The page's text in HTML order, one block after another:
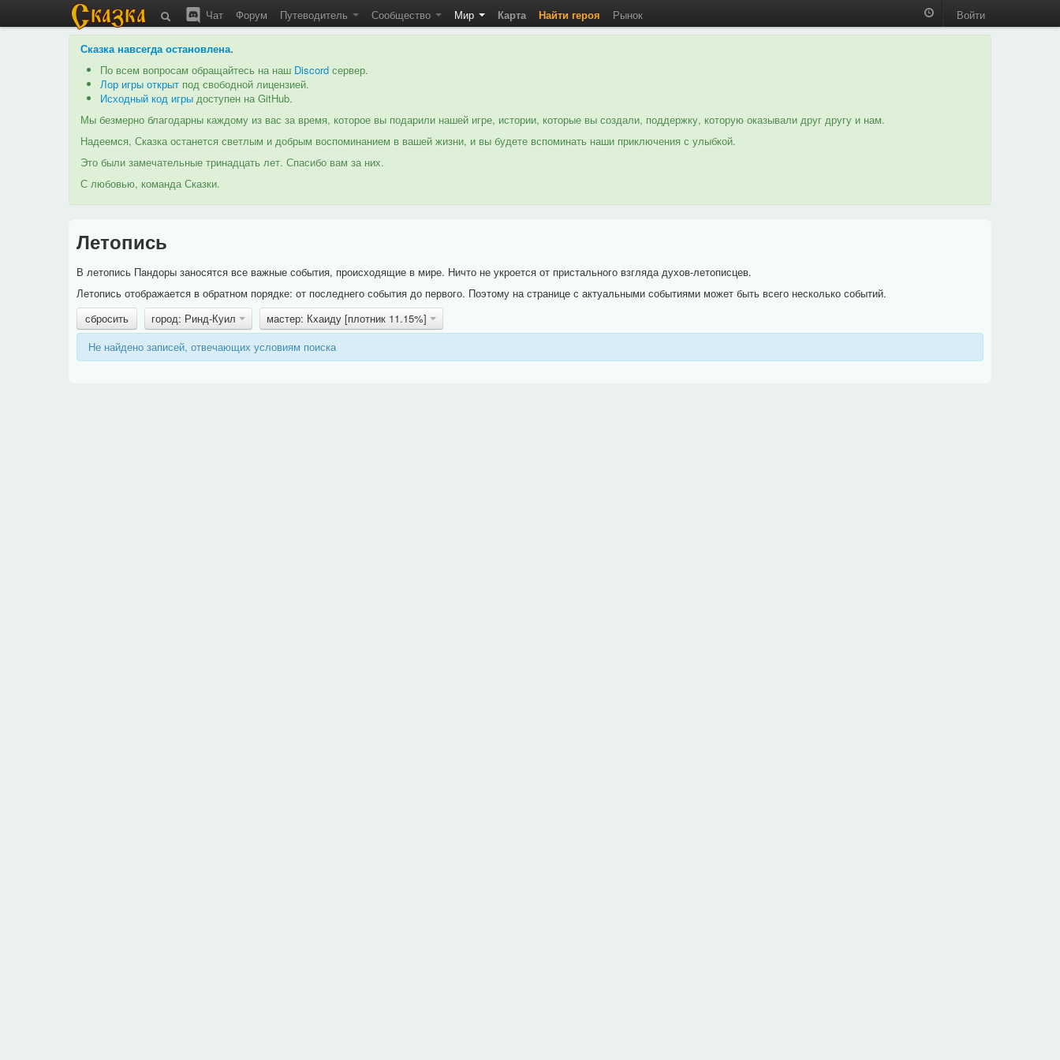
Чат Форум Путеводитель Сообщество Мир Карта Найти героя Рынок Войти
Сказка навсегда остановлена.
По всем вопросам обращайтесь на наш Discord сервер.
Лор игры открыт под свободной лицензией.
Исходный код игры доступен на GitHub.
Мы безмерно благодарны каждому из вас за время, которое вы подарили нашей игре, истории, которые вы создали, поддержку, которую оказывали друг другу и нам.
Надеемся, Сказка останется светлым и добрым воспоминанием в вашей жизни, и вы будете вспоминать наши приключения с улыбкой.
Это были замечательные тринадцать лет. Спасибо вам за них.
С любовью, команда Сказки.
Летопись
В летопись Пандоры заносятся все важные события, происходящие в мире. Ничто не укроется от пристального взгляда духов-летописцев.
Летопись отображается в обратном порядке: от последнего события до первого. Поэтому на странице с актуальными событиями может быть всего несколько событий.
сбросить
город: Ринд-Куил
мастер: Кхаиду [плотник 11.15%]
Не найдено записей, отвечающих условиям поиска